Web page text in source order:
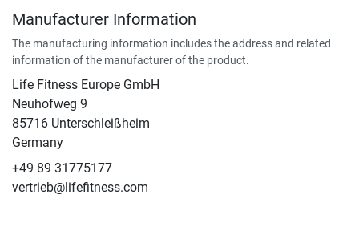
Manufacturer Information
The manufacturing information includes the address and related
information of the manufacturer of the product.
Life Fitness Europe GmbH
Neuhofweg 9
85716 Unterschleißheim
Germany
+49 89 31775177
vertrieb@lifefitness.com